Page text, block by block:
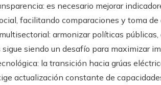
es necesario mejorar
facilitando comparaciones y toma de
armonizar políticas
siendo un desafío para maximizar
la transición hacia grúas
actualización constante de